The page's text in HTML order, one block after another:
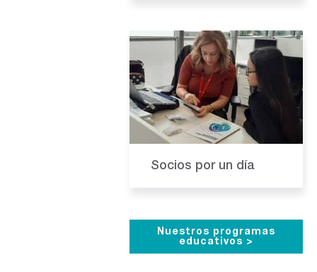
Socios por un día
Nuestros programas
educativos >